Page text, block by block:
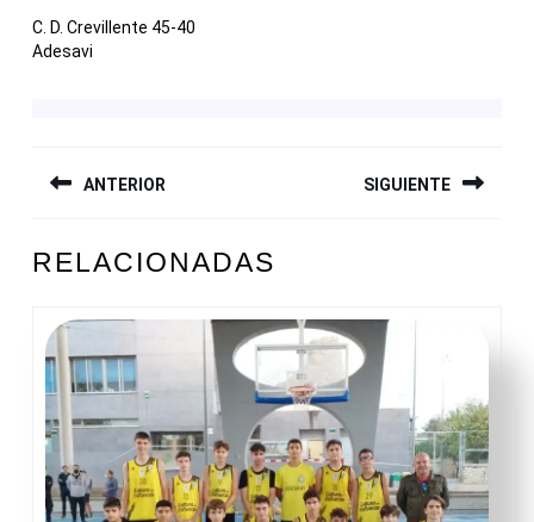
C. D. Crevillente 45-40
Adesavi
DE
ANTERIOR
anterior:
SIGUIENTE
entrada:
RELACIONADAS